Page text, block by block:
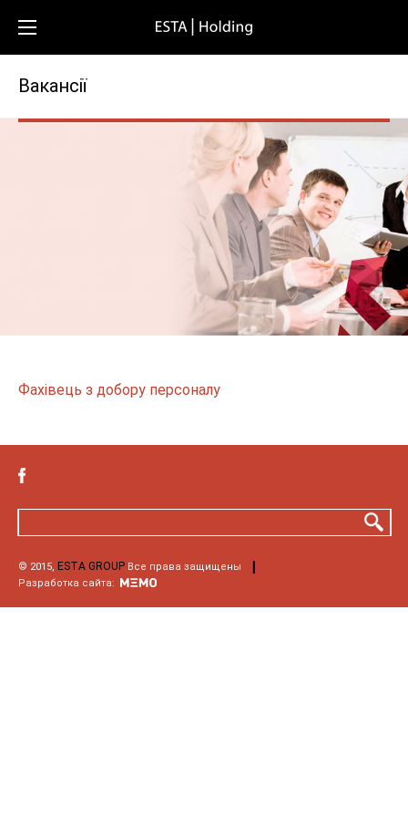
Вакансії
Фахівець з добору персоналу
© 2015, ESTA GROUP Все права защищены
Разработка сайта: